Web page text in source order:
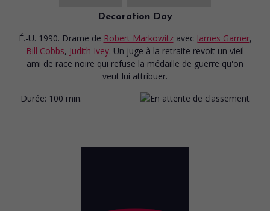
Decoration Day
É.-U. 1990. Drame de Robert Markowitz avec James Garner,
Bill Cobbs, Judith Ivey. Un juge à la retraite revoit un vieil
ami de race noire qui refuse la médaille de guerre qu'on
veut lui attribuer.
Durée: 100 min.